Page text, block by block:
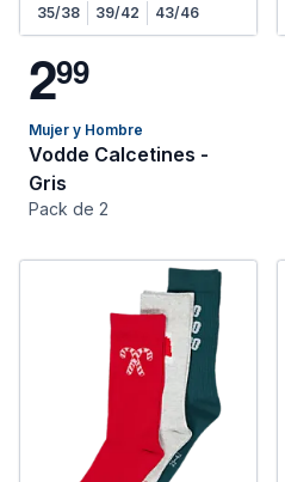
35/38 39/42 43/46
299
Mujer y Hombre
Vodde Calcetines -
Gris
Pack de 2